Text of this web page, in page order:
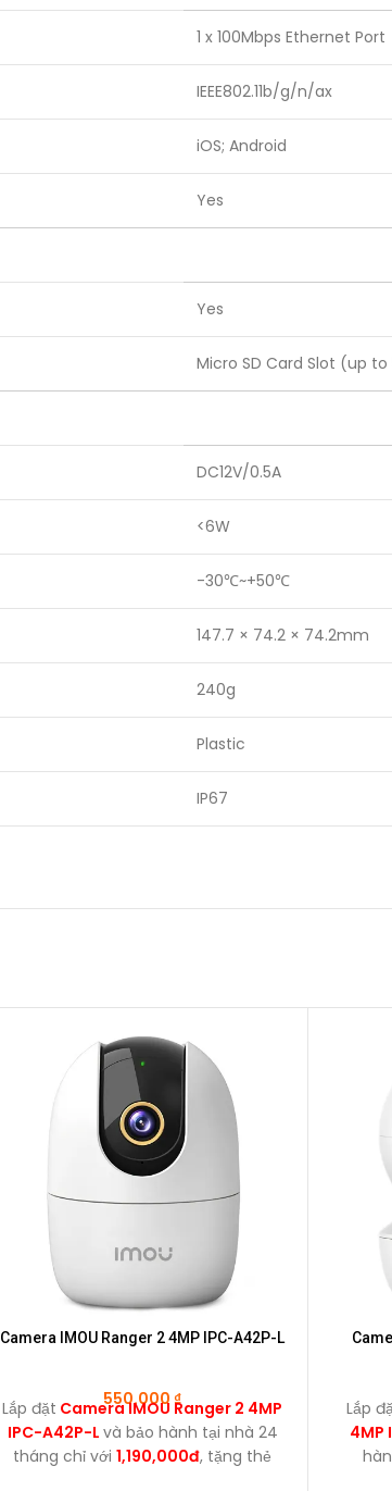
1 x 100Mbps Ethernet Port
IEEE802.11b/g/n/ax
iOS; Android
Yes
Yes
Micro SD Card Slot (up to
DC12V/0.5A
<6W
-30℃~+50℃
147.7 × 74.2 × 74.2mm
240g
Plastic
IP67
Camera IMOU Ranger 2 4MP IPC-A42P-L
550.000 ₫
Lắp đặt Camera IMOU Ranger 2 4MP
IPC-A42P-L và bảo hành tại nhà 24
tháng chỉ với 1,190,000đ, tặng thẻ
Lắp
4MP